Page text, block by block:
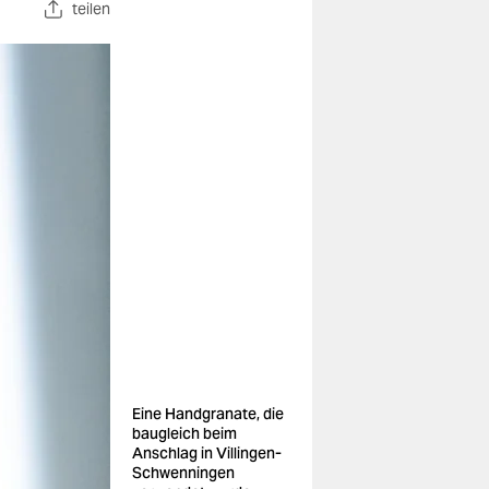
teilen
Eine Handgranate, die
baugleich beim
Anschlag in Villingen-
Schwenningen